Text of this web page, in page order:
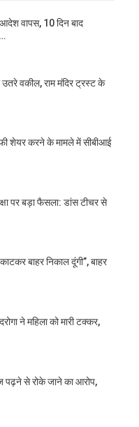
वापस, 10 दिन बाद
वकील, राम मंदिर ट्रस्ट के
शेयर करने के मामले में सीबीआई
पर बड़ा फैसला: डांस टीचर से
बाहर निकाल दूंगी”, बाहर
ने महिला को मारी टक्कर,
पढ़ने से रोके जाने का आरोप,